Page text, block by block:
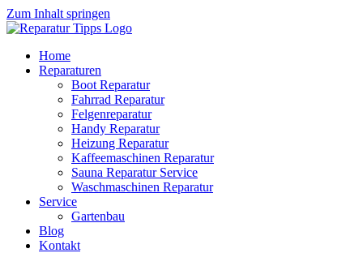
Zum Inhalt springen
Home
Reparaturen
Boot Reparatur
Fahrrad Reparatur
Felgenreparatur
Handy Reparatur
Heizung Reparatur
Kaffeemaschinen Reparatur
Sauna Reparatur Service
Waschmaschinen Reparatur
Service
Gartenbau
Blog
Kontakt